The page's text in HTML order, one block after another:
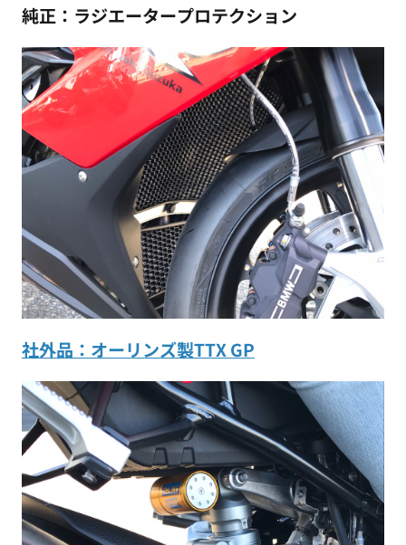
純正：ラジエータープロテクション
社外品：オーリンズ製TTX GP